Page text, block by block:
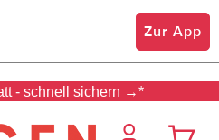
Zur App
- schnell sichern →*